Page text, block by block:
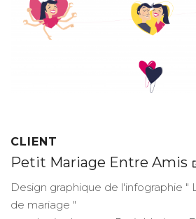
CLIENT
Petit Mariage Entre Amis
Design graphique de l'infographie "
de mariage "